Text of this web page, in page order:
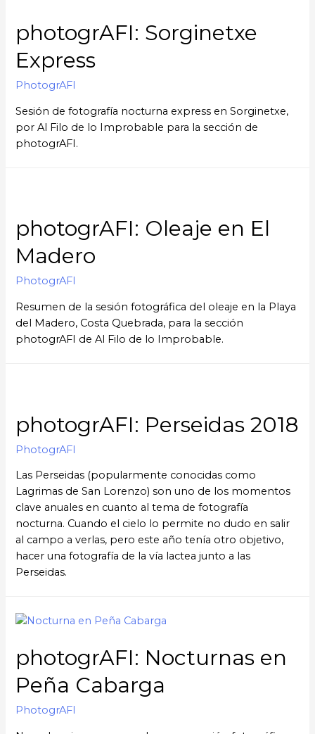
photogrAFI: Sorginetxe
Express
PhotogrAFI
Sesión de fotografía nocturna express en Sorginetxe,
por Al Filo de lo Improbable para la sección de
photogrAFI.
photogrAFI: Oleaje en El
Madero
PhotogrAFI
Resumen de la sesión fotográfica del oleaje en la Playa
del Madero, Costa Quebrada, para la sección
photogrAFI de Al Filo de lo Improbable.
photogrAFI: Perseidas 2018
PhotogrAFI
Las Perseidas (popularmente conocidas como
Lagrimas de San Lorenzo) son uno de los momentos
clave anuales en cuanto al tema de fotografía
nocturna. Cuando el cielo lo permite no dudo en salir
al campo a verlas, pero este año tenía otro objetivo,
hacer una fotografía de la vía lactea junto a las
Perseidas.
photogrAFI: Nocturnas en
Peña Cabarga
PhotogrAFI